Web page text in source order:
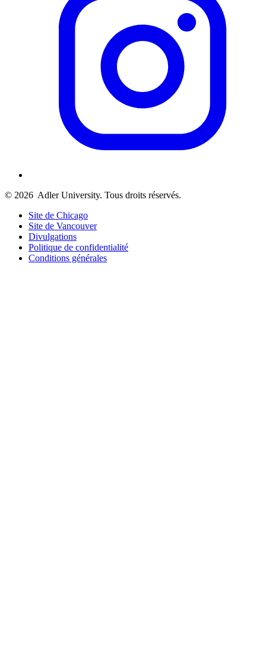
© 2026 Adler University. Tous droits réservés.
Site de Chicago
Site de Vancouver
Divulgations
Politique de confidentialité
Conditions générales